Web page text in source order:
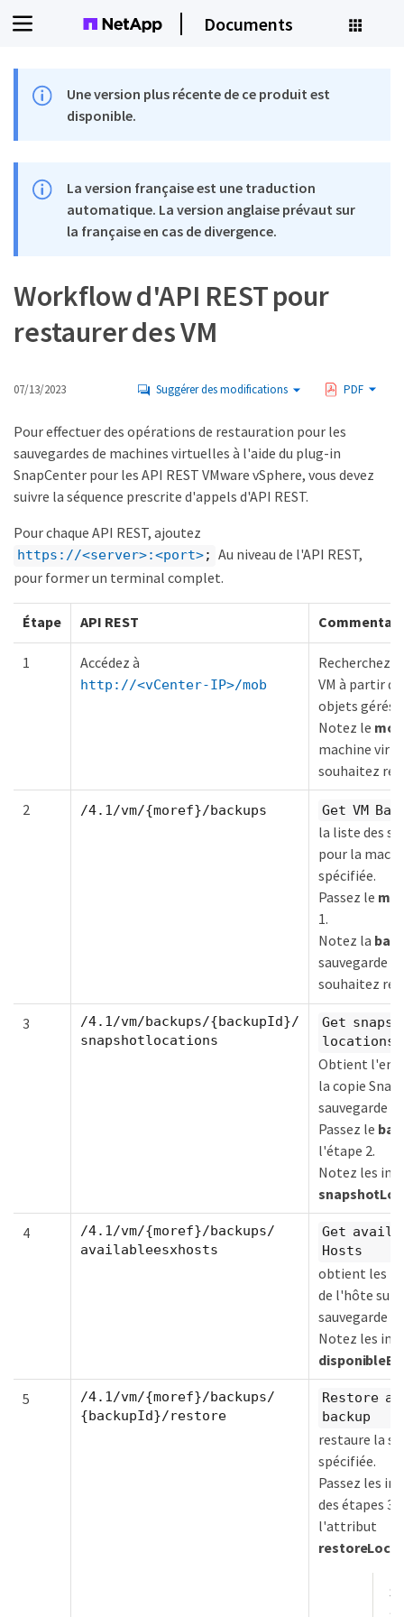
Documents
Une version plus récente de ce produit est
disponible.
La version française est une traduction
automatique. La version anglaise prévaut sur
la française en cas de divergence.
Workflow d'API REST pour
restaurer des VM
07/13/2023 Suggérer des modifications PDF
Pour effectuer des opérations de restauration pour les
sauvegardes de machines virtuelles à l'aide du plug-in
SnapCenter pour les API REST VMware vSphere, vous devez
suivre la séquence prescrite d'appels d'API REST.
Pour chaque API REST, ajoutez
https://<server>:<port>; Au niveau de l'API REST,
pour former un terminal complet.
Étape API REST
1 Accédez à
http://<vCenter-IP>/mob
Recherchez
VM à partir
objets gérés
Notez le
machine
souhaitez
2 /4.1/vm/{moref}/backups Get VM
la liste des
pour la
spécifiée.
Passez le
1.
Notez la
sauvegarde
souhaitez
3
/4.1/vm/backups/{backupId}/
snapshotlocations
Get
locations
Obtient
la copie
sauvegarde
Passez le
l'étape 2.
Notez les
4
/4.1/vm/{moref}/backups/
availableesxhosts
Get
Hosts
obtient les
de l'hôte sur
sauvegarde
Notez les
5
/4.1/vm/{moref}/backups/
{backupId}/restore
Restore a
backup
restaure la
spécifiée.
Passez les
des étapes 3
l'attribut
Si